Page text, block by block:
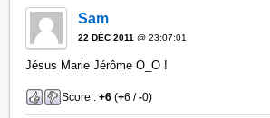
Sam
22 DÉC 2011 @ 23:07:01
Jésus Marie Jérôme O_O !
Score :+6 (+6 /-0)